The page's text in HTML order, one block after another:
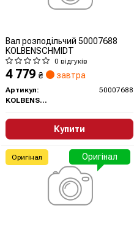
Вал розподільчий 50007688
KOLBENSCHMIDT
0 відгуків
4 779 ₴ завтра
Артикул:
50007688
KOLBENSCHMIDT
Купити
Оригінал
Оригінал